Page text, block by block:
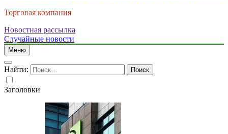
Торговая компания
Новостная рассылка
Случайные новости
Меню
Найти:
Заголовки